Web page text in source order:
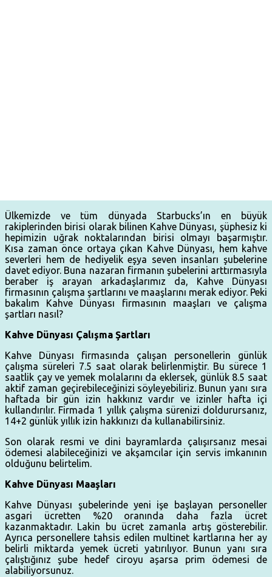
Ülkemizde ve tüm dünyada Starbucks’ın en büyük
rakiplerinden birisi olarak bilinen Kahve Dünyası, şüphesiz ki
hepimizin uğrak noktalarından birisi olmayı başarmıştır.
Kısa zaman önce ortaya çıkan Kahve Dünyası, hem kahve
severleri hem de hediyelik eşya seven insanları şubelerine
davet ediyor. Buna nazaran firmanın şubelerini arttırmasıyla
beraber iş arayan arkadaşlarımız da, Kahve Dünyası
firmasının çalışma şartlarını ve maaşlarını merak ediyor. Peki
bakalım Kahve Dünyası firmasının maaşları ve çalışma
şartları nasıl?
Kahve Dünyası Çalışma Şartları
Kahve Dünyası firmasında çalışan personellerin günlük
çalışma süreleri 7.5 saat olarak belirlenmiştir. Bu sürece 1
saatlik çay ve yemek molalarını da eklersek, günlük 8.5 saat
aktif zaman geçirebileceğinizi söyleyebiliriz. Bunun yanı sıra
haftada bir gün izin hakkınız vardır ve izinler hafta içi
kullandırılır. Firmada 1 yıllık çalışma sürenizi doldurursanız,
14+2 günlük yıllık izin hakkınızı da kullanabilirsiniz.
Son olarak resmi ve dini bayramlarda çalışırsanız mesai
ödemesi alabileceğinizi ve akşamcılar için servis imkanının
olduğunu belirtelim.
Kahve Dünyası Maaşları
Kahve Dünyası şubelerinde yeni işe başlayan personeller
asgari ücretten %20 oranında daha fazla ücret
kazanmaktadır. Lakin bu ücret zamanla artış gösterebilir.
Ayrıca personellere tahsis edilen multinet kartlarına her ay
belirli miktarda yemek ücreti yatırılıyor. Bunun yanı sıra
çalıştığınız şube hedef ciroyu aşarsa prim ödemesi de
alabiliyorsunuz.